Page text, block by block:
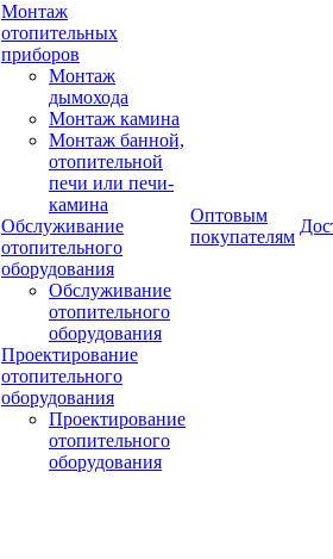
Монтаж
отопительных
приборов
Монтаж
дымохода
Монтаж камина
Монтаж банной,
отопительной
печи или печи-
камина
Обслуживание
отопительного
оборудования
Обслуживание
отопительного
оборудования
Проектирование
отопительного
оборудования
Проектирование
отопительного
оборудования
Оптовым
покупателям